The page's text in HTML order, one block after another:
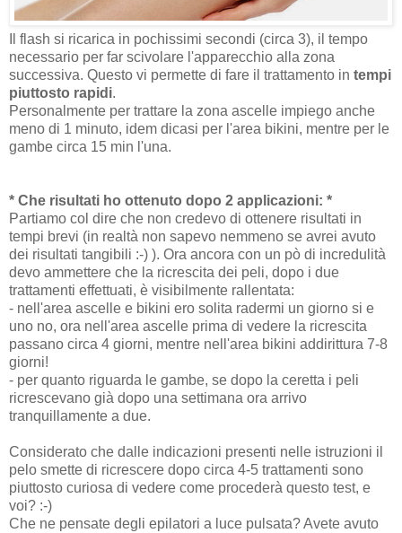
Il flash si ricarica in pochissimi secondi (circa 3), il tempo
necessario per far scivolare l'apparecchio alla zona
successiva. Questo vi permette di fare il trattamento in tempi
piuttosto rapidi.
Personalmente per trattare la zona ascelle impiego anche
meno di 1 minuto, idem dicasi per l'area bikini, mentre per le
gambe circa 15 min l'una.
* Che risultati ho ottenuto dopo 2 applicazioni: *
Partiamo col dire che non credevo di ottenere risultati in
tempi brevi (in realtà non sapevo nemmeno se avrei avuto
dei risultati tangibili :-) ). Ora ancora con un pò di incredulità
devo ammettere che la ricrescita dei peli, dopo i due
trattamenti effettuati, è visibilmente rallentata:
- nell'area ascelle e bikini ero solita radermi un giorno si e
uno no, ora nell'area ascelle prima di vedere la ricrescita
passano circa 4 giorni, mentre nell'area bikini addirittura 7-8
giorni!
- per quanto riguarda le gambe, se dopo la ceretta i peli
ricrescevano già dopo una settimana ora arrivo
tranquillamente a due.
Considerato che dalle indicazioni presenti nelle istruzioni il
pelo smette di ricrescere dopo circa 4-5 trattamenti sono
piuttosto curiosa di vedere come procederà questo test, e
voi? :-)
Che ne pensate degli epilatori a luce pulsata? Avete avuto